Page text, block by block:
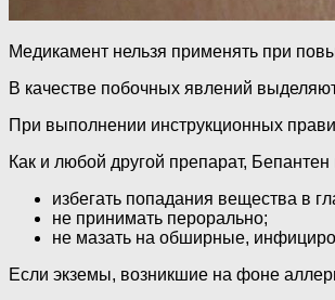
Медикамент нельзя применять при
В качестве побочных явлений
При выполнении инструкционных
Как и любой другой препарат,
избегать попадания вещества в
не принимать перорально;
не мазать на обширные,
Если экземы, возникшие на фоне